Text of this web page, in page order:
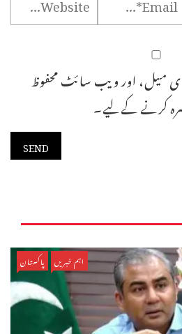
ای میل، اور ویب سائٹ محفوظ
کرنے کےلیے۔
اہم خبریں پاکستان